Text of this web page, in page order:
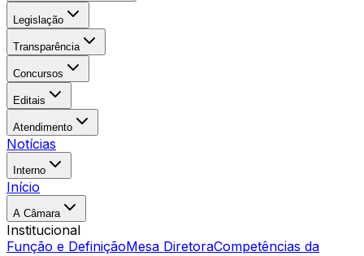
Legislação
Transparência
Concursos
Editais
Atendimento
Notícias
Interno
Início
A Câmara
Institucional
Função e DefiniçãoMesa DiretoraCompetências da